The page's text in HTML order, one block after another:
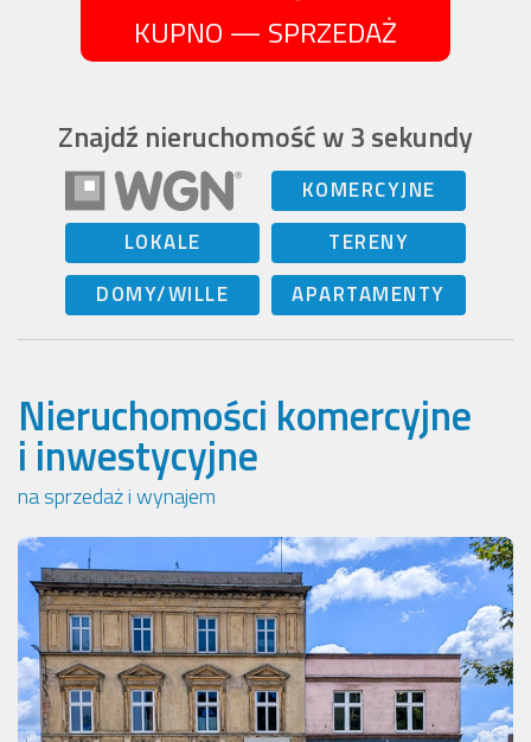
KUPNO — SPRZEDAŻ
Znajdź nieruchomość w 3 sekundy
KOMERCYJNE
LOKALE
TERENY
DOMY/WILLE
APARTAMENTY
Nieruchomości komercyjne
i inwestycyjne
na sprzedaż i wynajem